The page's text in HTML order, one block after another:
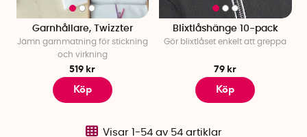
Garnhållare, Twizzter
Jämn garnmatning för stickning
och virkning
519 kr
Köp
Blixtlåshänge 10-pack
Gör blixtlåset enkelt att greppa
79 kr
Köp
Visar 1-54 av 54 artiklar